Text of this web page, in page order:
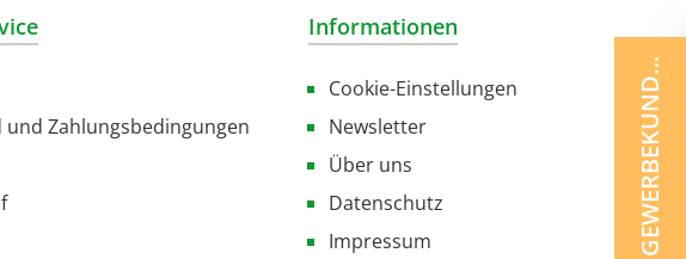
und Zahlungsbedingungen
Informationen
Cookie-Einstellungen
Newsletter
Über uns
Datenschutz
Impressum
GEWERBEKUNDE ?